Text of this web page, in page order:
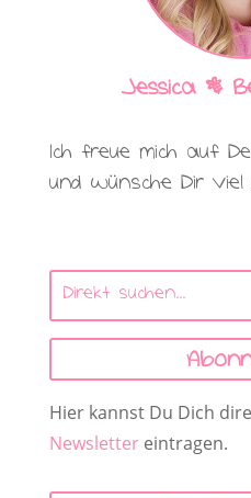
Jessica |
Ich freue mich auf
und wünsche Dir
Hier kannst Du Dich
Newslettereintragen.